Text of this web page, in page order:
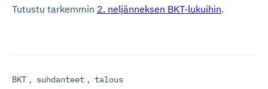
Tutustu tarkemmin 2. neljänneksen BKT-lukuihin.
BKT , suhdanteet , talous